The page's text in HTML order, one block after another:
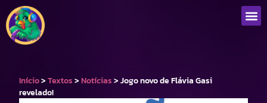
Início>Textos >Notícias >Jogo novo de Flávia Gasi
revelado!